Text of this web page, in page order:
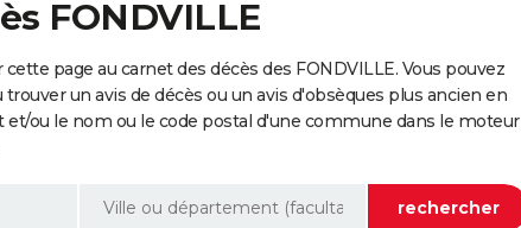
FONDVILLE
page au carnet des décès des FONDVILLE. Vous pouvez
un avis de décès ou un avis d'obsèques plus ancien en
ou le nom ou le code postal d'une commune dans le moteur